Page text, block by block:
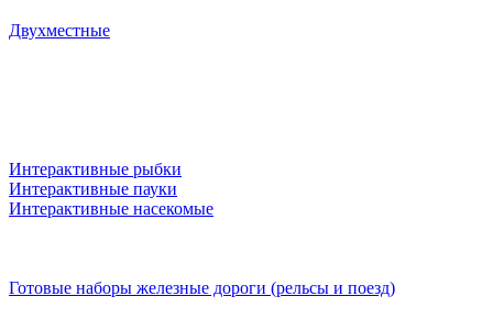
Двухместные
Интерактивные рыбки
Интерактивные пауки
Интерактивные насекомые
Готовые наборы железные дороги (рельсы и поезд)